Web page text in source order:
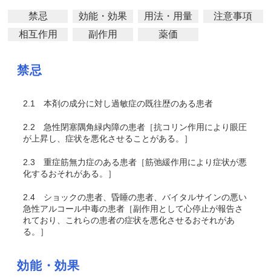
禁忌 効能・効果 用法・用量
注意事項
相互作用
副作用 薬価
禁忌
2.1 本剤の成分に対し過敏症の既往歴のある患者
2.2 急性閉塞隅角緑内障の患者［抗コリン作用により眼圧
が上昇し、症状を悪化させることがある。］
2.3 重症筋無力症のある患者［筋弛緩作用により症状が悪
化するおそれがある。］
2.4 ショックの患者、昏睡の患者、バイタルサインの悪い
急性アルコール中毒の患者［副作用として心停止が報告さ
れており、これらの患者の症状を悪化させるおそれがあ
る。］
効能・効果